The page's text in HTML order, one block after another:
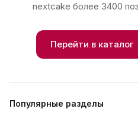
nextcake более 3400
Перейти в каталог
Популярные разделы